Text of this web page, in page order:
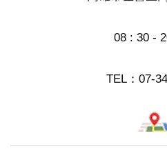
08 : 30 -
TEL： 07-